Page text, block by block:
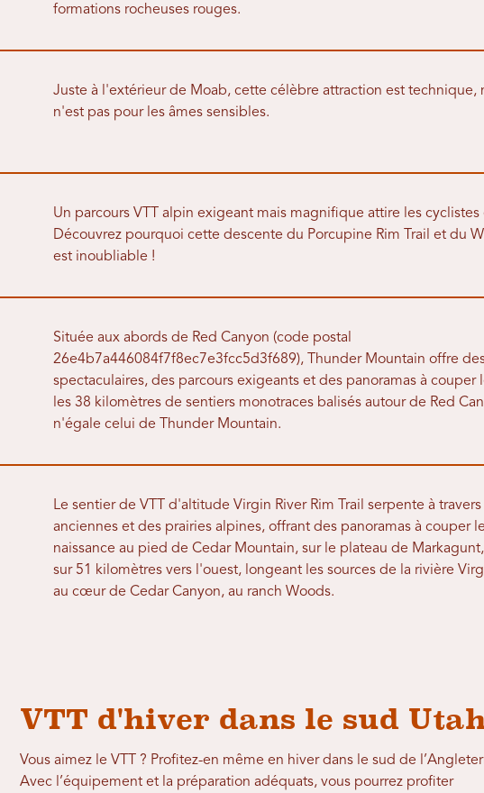
formations rocheuses rouges.
Juste à l'extérieur de Moab, cette célèbre attraction est technique,
n'est pas pour les âmes sensibles.
Un parcours VTT alpin exigeant mais magnifique attire les
Découvrez pourquoi cette descente du Porcupine Rim Trail et du
est inoubliable !
Située aux abords de Red Canyon (code postal
26e4b7a446084f7f8ec7e3fcc5d3f689), Thunder Mountain offre
spectaculaires, des parcours exigeants et des panoramas à couper
les 38 kilomètres de sentiers monotraces balisés autour de Red
n'égale celui de Thunder Mountain.
Le sentier de VTT d'altitude Virgin River Rim Trail serpente à
anciennes et des prairies alpines, offrant des panoramas à couper
naissance au pied de Cedar Mountain, sur le plateau de
sur 51 kilomètres vers l'ouest, longeant les sources de la rivière
au cœur de Cedar Canyon, au ranch Woods.
VTT d'hiver dans le sud
Vous aimez le VTT ? Profitez-en même en hiver dans le sud de
Avec l’équipement et la préparation adéquats, vous pourrez profiter